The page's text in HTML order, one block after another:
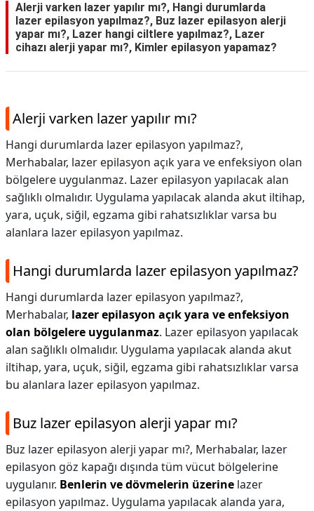
Alerji varken lazer yapılır mı?, Hangi durumlarda
lazer epilasyon yapılmaz?, Buz lazer epilasyon alerji
yapar mı?, Lazer hangi ciltlere yapılmaz?, Lazer
cihazı alerji yapar mı?, Kimler epilasyon yapamaz?
Alerji varken lazer yapılır mı?
Hangi durumlarda lazer epilasyon yapılmaz?,
Merhabalar, lazer epilasyon açık yara ve enfeksiyon olan
bölgelere uygulanmaz. Lazer epilasyon yapılacak alan
sağlıklı olmalıdır. Uygulama yapılacak alanda akut iltihap,
yara, uçuk, siğil, egzama gibi rahatsızlıklar varsa bu
alanlara lazer epilasyon yapılmaz.
Hangi durumlarda lazer epilasyon yapılmaz?
Hangi durumlarda lazer epilasyon yapılmaz?,
Merhabalar, lazer epilasyon açık yara ve enfeksiyon
olan bölgelere uygulanmaz. Lazer epilasyon yapılacak
alan sağlıklı olmalıdır. Uygulama yapılacak alanda akut
iltihap, yara, uçuk, siğil, egzama gibi rahatsızlıklar varsa
bu alanlara lazer epilasyon yapılmaz.
Buz lazer epilasyon alerji yapar mı?
Buz lazer epilasyon alerji yapar mı?, Merhabalar, lazer
epilasyon göz kapağı dışında tüm vücut bölgelerine
uygulanır. Benlerin ve dövmelerin üzerine lazer
epilasyon yapılmaz. Uygulama yapılacak alanda yara,